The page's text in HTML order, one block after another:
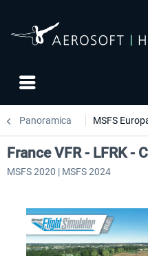
Panoramica MSFS
France VFR - LFRK -
MSFS 2020 | MSFS 2024